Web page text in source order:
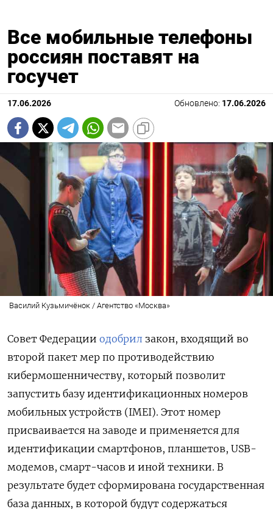
Все мобильные телефоны
россиян поставят на
госучет
17.06.2026 Обновлено: 17.06.2026
Василий Кузьмичёнок / Агентство «Москва»
Совет Федерации одобрил закон, входящий во
второй пакет мер по противодействию
кибермошенничеству, который позволит
запустить базу идентификационных номеров
мобильных устройств (IMEI). Этот номер
присваивается на заводе и применяется для
идентификации смартфонов, планшетов, USB-
модемов, смарт-часов и иной техники. В
результате будет сформирована государственная
база данных, в которой будут содержаться